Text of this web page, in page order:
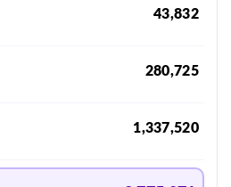
43,832
280,725
1,337,520